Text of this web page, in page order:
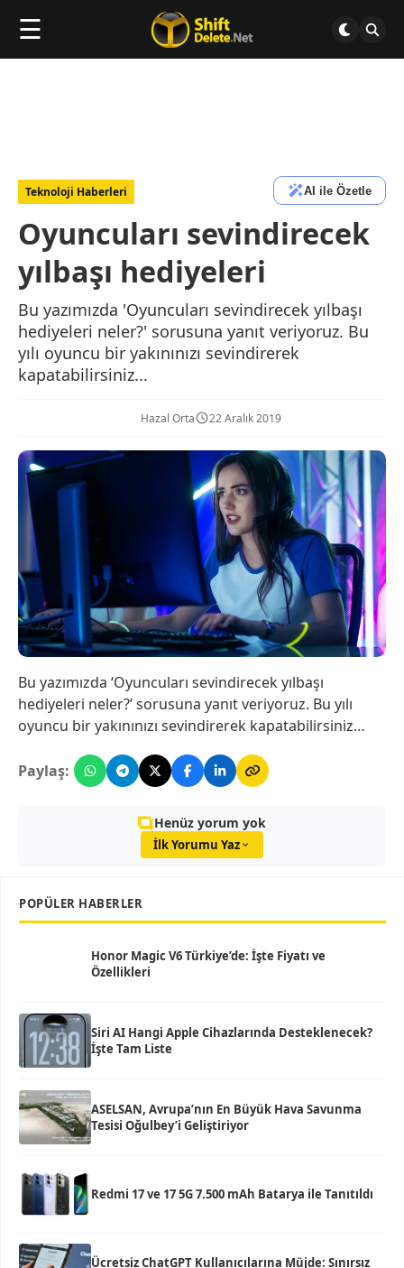
☰
Teknoloji Haberleri AI ile Özetle
Oyuncuları sevindirecek
yılbaşı hediyeleri
Bu yazımızda 'Oyuncuları sevindirecek yılbaşı
hediyeleri neler?' sorusuna yanıt veriyoruz. Bu
yılı oyuncu bir yakınınızı sevindirerek
kapatabilirsiniz...
Hazal Orta 22 Aralık 2019
Bu yazımızda ‘Oyuncuları sevindirecek yılbaşı
hediyeleri neler?’ sorusuna yanıt veriyoruz. Bu yılı
oyuncu bir yakınınızı sevindirerek kapatabilirsiniz…
Paylaş:
Henüz yorum yok
İlk Yorumu Yaz
POPÜLER HABERLER
Honor Magic V6 Türkiye’de: İşte Fiyatı ve
Özellikleri
Siri AI Hangi Apple Cihazlarında Desteklenecek?
İşte Tam Liste
ASELSAN, Avrupa’nın En Büyük Hava Savunma
Tesisi Oğulbey’i Geliştiriyor
Redmi 17 ve 17 5G 7.500 mAh Batarya ile Tanıtıldı
Ücretsiz ChatGPT Kullanıcılarına Müjde: Sınırsız